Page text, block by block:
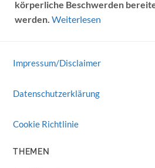
körperliche Beschwerden
werden. Weiterlesen
Impressum/Disclaimer
Datenschutzerklärung
Cookie Richtlinie
THEMEN